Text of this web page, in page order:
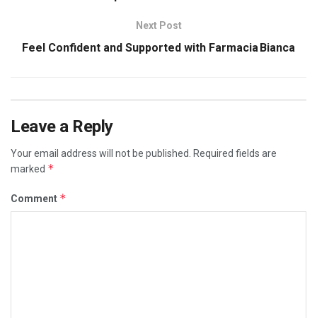
Next Post
Feel Confident and Supported with Farmacia Bianca
Leave a Reply
Your email address will not be published. Required fields are
marked *
Comment *